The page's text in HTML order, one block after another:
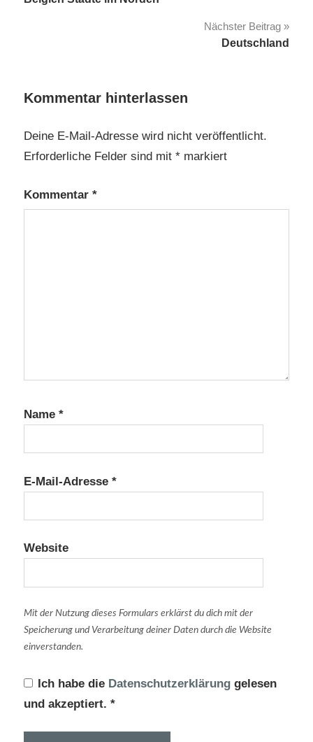
Nächster Beitrag
Deutschland
Kommentar hinterlassen
Deine E-Mail-Adresse wird nicht veröffentlicht.
Erforderliche Felder sind mit * markiert
Kommentar *
Name *
E-Mail-Adresse *
Website
Mit der Nutzung dieses Formulars erklärst du dich mit der
Speicherung und Verarbeitung deiner Daten durch die Website
einverstanden.
Ich habe die Datenschutzerklärung gelesen
und akzeptiert. *